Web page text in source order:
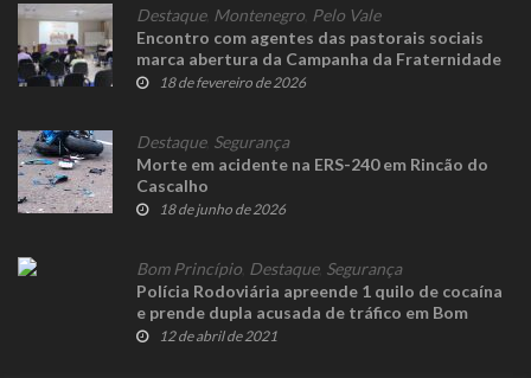
Destaque, Montenegro Pelo Vale
Encontro com agentes das pastorais sociais
marca abertura da Campanha da Fraternidade
de 2026
18 de fevereiro de 2026
Destaque, Segurança
Morte em acidente na ERS-240 em Rincão do
Cascalho
18 de junho de 2026
Bom Princípio Destaque, Segurança
Polícia Rodoviária apreende 1 quilo de cocaína
e prende dupla acusada de tráfico em Bom
Princípio
12 de abril de 2021